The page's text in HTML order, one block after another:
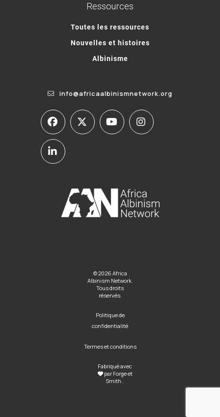
Ressources
Toutes les ressources
Nouvelles et histoires
Albinisme
info@africaalbinismnetwork.org
© 2026 Africa
Albinism Network.
Tous droits
réservés.
Politique de
confidentialité
Termes et conditions
Fabriqué avec
par Forge et
Smith